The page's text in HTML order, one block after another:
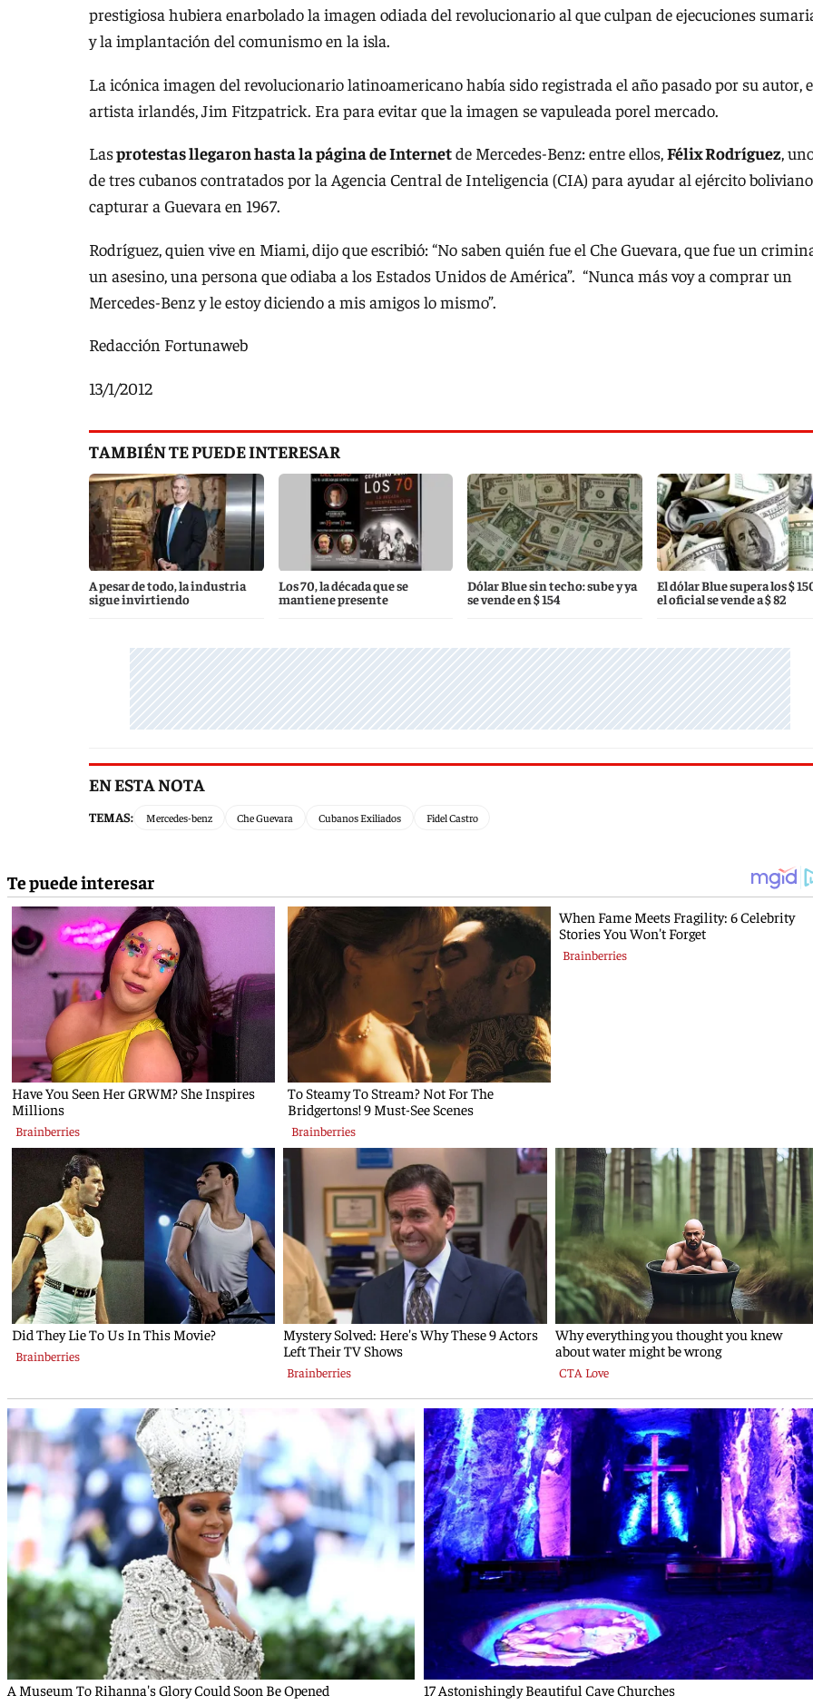
prestigiosa hubiera enarbolado la imagen odiada del revolucionario al que culpan de ejecuciones
y la implantación del comunismo en la isla.
La icónica imagen del revolucionario latinoamericano había sido registrada el año pasado por su autor,
artista irlandés, Jim Fitzpatrick. Era para evitar que la imagen se vapuleada porel mercado.
Lasprotestas llegaron hasta la página de Internetde Mercedes-Benz: entre ellos,Félix Rodríguez,
de tres cubanos contratados por la Agencia Central de Inteligencia (CIA) para ayudar al ejército
capturar a Guevara en 1967.
Rodríguez, quien vive en Miami, dijo que escribió: “No saben quién fue el Che Guevara, que fue un
un asesino, una persona que odiaba a los Estados Unidos de América”. “Nunca más voy a comprar un
Mercedes-Benz y le estoy diciendo a mis amigos lo mismo”.
Redacción Fortunaweb
13/1/2012
TAMBIÉN TE PUEDE INTERESAR
A pesar de todo, la industria
sigue invirtiendo
Los 70, la década que se
mantiene presente
Dólar Blue sin techo: sube y ya
se vende en $ 154
El dólar Blue supera los $
el oficial se vende a $ 82
EN ESTA NOTA
TEMAS: Mercedes-benz Che Guevara Cubanos Exiliados Fidel Castro